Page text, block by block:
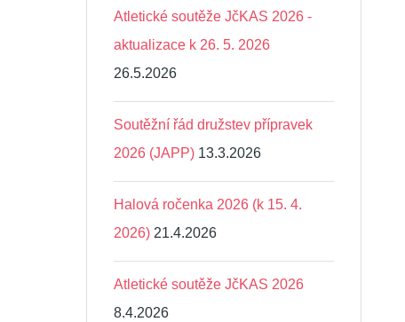
Atletické soutěže JčKAS 2026 -
aktualizace k 26. 5. 2026
26.5.2026
Soutěžní řád družstev přípravek
2026 (JAPP) 13.3.2026
Halová ročenka 2026 (k 15. 4.
2026) 21.4.2026
Atletické soutěže JčKAS 2026
8.4.2026